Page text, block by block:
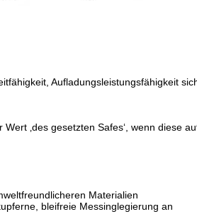
Aufladungsleistungsfähigkeit
‚des gesetzten Safes‘, wenn diese
Materialien
bleifreie Messinglegierung an